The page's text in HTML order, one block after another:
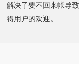
解决了要不回来帐导
得用户的欢迎。